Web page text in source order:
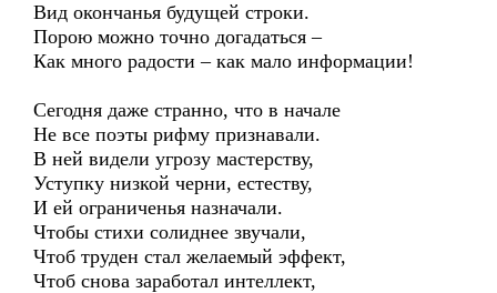
Вид окончанья будущей строки.
Порою можно точно догадаться –
Как много радости – как мало информации!
Сегодня даже странно, что в начале
Не все поэты рифму признавали.
В ней видели угрозу мастерству,
Уступку низкой черни, естеству,
И ей ограниченья назначали.
Чтобы стихи солиднее звучали,
Чтоб труден стал желаемый эффект,
Чтоб снова заработал интеллект,